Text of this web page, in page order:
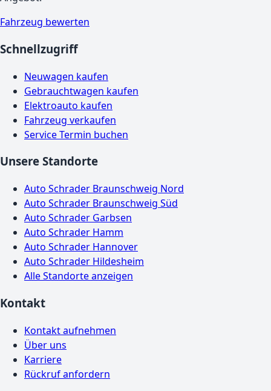
Fahrzeug bewerten
Schnellzugriff
Neuwagen kaufen
Gebrauchtwagen kaufen
Elektroauto kaufen
Fahrzeug verkaufen
Service Termin buchen
Unsere Standorte
Auto Schrader Braunschweig Nord
Auto Schrader Braunschweig Süd
Auto Schrader Garbsen
Auto Schrader Hamm
Auto Schrader Hannover
Auto Schrader Hildesheim
Alle Standorte anzeigen
Kontakt
Kontakt aufnehmen
Über uns
Karriere
Rückruf anfordern